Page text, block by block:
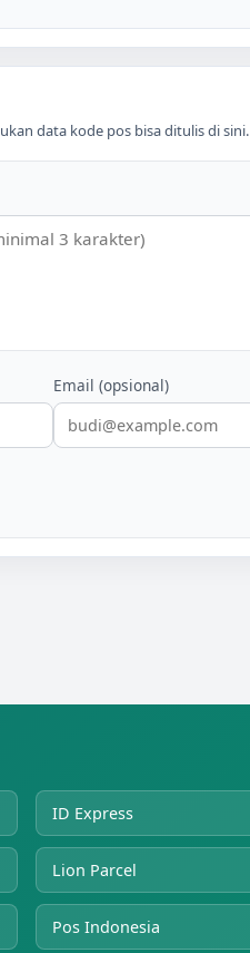
data kode pos bisa ditulis di sini.
Email (opsional)
ID Express
Lion Parcel
Pos Indonesia